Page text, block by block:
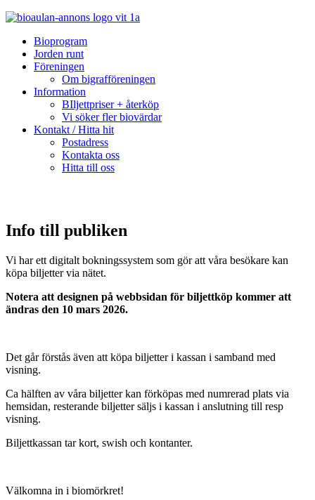
Bioprogram
Jorden runt
Föreningen
Om bigrafföreningen
Information
BIljettpriser + återköp
Vi söker fler biovärdar
Kontakt / Hitta hit
Postadress
Kontakta oss
Hitta till oss
Info till publiken
Vi har ett digitalt bokningssystem som gör att våra besökare kan
köpa biljetter via nätet.
Notera att designen på webbsidan för biljettköp kommer att
ändras den 10 mars 2026.
Det går förstås även att köpa biljetter i kassan i samband med
visning.
Ca hälften av våra biljetter kan förköpas med numrerad plats via
hemsidan, resterande biljetter säljs i kassan i anslutning till resp
visning.
Biljettkassan tar kort, swish och kontanter.
Välkomna in i biomörkret!